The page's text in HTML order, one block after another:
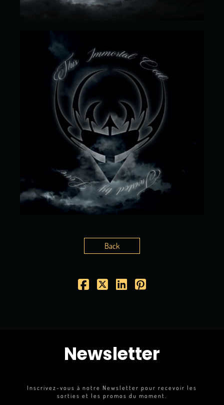
Back
Newsletter
Inscrivez-vous à notre Newsletter pour recevoir les
sorties et les promos du moment.